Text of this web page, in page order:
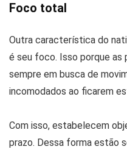
Foco total
Outra característica do
é seu foco. Isso porque as
sempre em busca de
incomodados ao ficarem
Com isso, estabelecem
prazo. Dessa forma estão